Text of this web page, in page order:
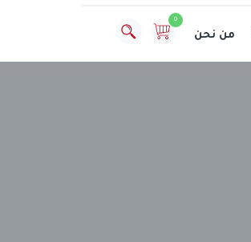
0
من نحن